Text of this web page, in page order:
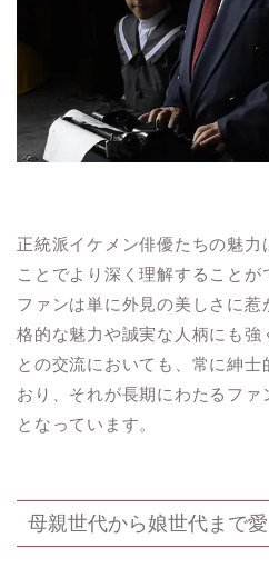
正統派イケメン俳優たちの魅力
ことでより深く理解すること
ファンは単に外見の美しさに惹
格的な魅力や誠実な人柄にも強
との交流においても、常に紳
おり、それが長期にわたるフ
となっています。
母親世代から娘世代まで